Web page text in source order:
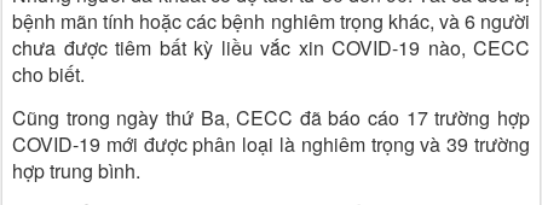
bệnh mãn tính hoặc các bệnh nghiêm trọng khác, và 6 người
chưa được tiêm bất kỳ liều vắc xin COVID-19 nào, CECC
cho biết.
Cũng trong ngày thứ Ba, CECC đã báo cáo 17 trường hợp
COVID-19 mới được phân loại là nghiêm trọng và 39 trường
hợp trung bình.